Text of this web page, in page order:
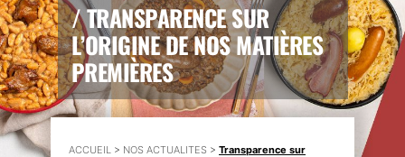
/TRANSPARENCE SUR
L’ORIGINE DE NOS MATIÈRES
PREMIÈRES
ACCUEIL > NOS ACTUALITES > Transparence sur